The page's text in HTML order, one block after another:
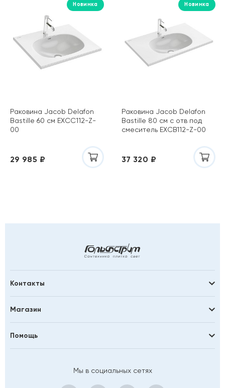
Новинка
Раковина Jacob Delafon
Bastille 60 см EXCC112-Z-
00
29 985 ₽
Новинка
Раковина Jacob Delafon
Bastille 80 см с отв под
смеситель EXCB112-Z-00
37 320 ₽
Контакты
Магазин
Помощь
Мы в социальных сетях